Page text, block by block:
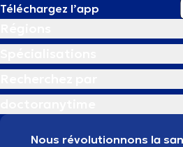
Téléchargez l’app
Nous révolutionnons la